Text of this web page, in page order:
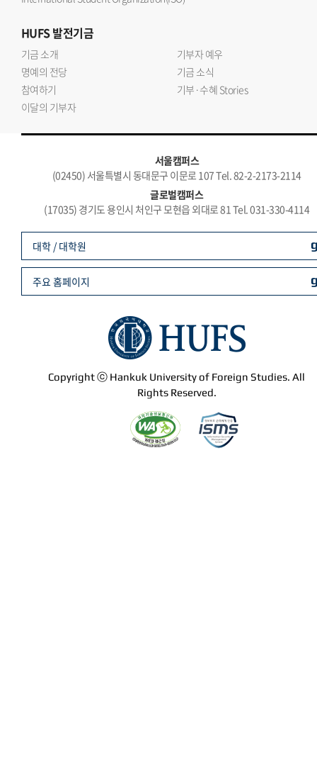
HUFS발전기금
기금 소개
기부자 예우
명예의 전당
기금 소식
참여하기
기부·수혜 Stories
이달의 기부자
서울캠퍼스
(02450) 서울특별시 동대문구 이문로 107 Tel. 82-2-2173-2114
글로벌캠퍼스
(17035) 경기도 용인시 처인구 모현읍 외대로 81 Tel. 031-330-4114
Copyright ⓒ Hankuk University of Foreign Studies. All
Rights Reserved.
대학 / 대학원
주요 홈페이지